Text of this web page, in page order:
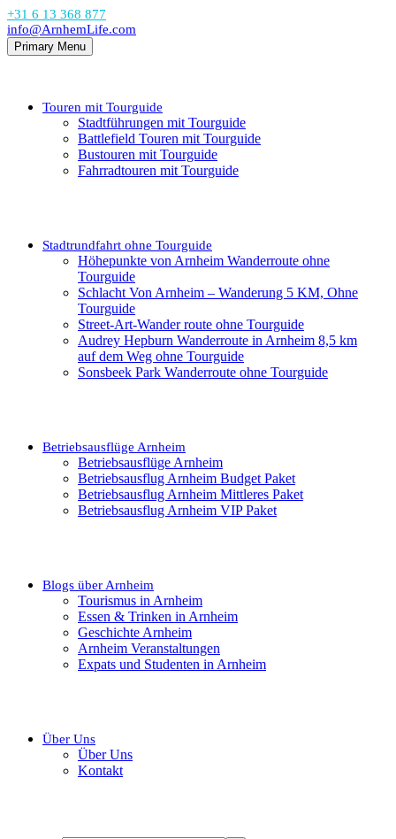
+31 6 13 368 877
info@ArnhemLife.com
Primary Menu
Touren mit Tourguide
Stadtführungen mit Tourguide
Battlefield Touren mit Tourguide
Bustouren mit Tourguide
Fahrradtouren mit Tourguide
Stadtrundfahrt ohne Tourguide
Höhepunkte von Arnheim Wanderroute ohne
Tourguide
Schlacht Von Arnheim – Wanderung 5 KM, Ohne
Tourguide
Street-Art-Wander route ohne Tourguide
Audrey Hepburn Wanderroute in Arnheim 8,5 km
auf dem Weg ohne Tourguide
Sonsbeek Park Wanderroute ohne Tourguide
Betriebsausflüge Arnheim
Betriebsausflüge Arnheim
Betriebsausflug Arnheim Budget Paket
Betriebsausflug Arnheim Mittleres Paket
Betriebsausflug Arnheim VIP Paket
Blogs über Arnheim
Tourismus in Arnheim
Essen & Trinken in Arnheim
Geschichte Arnheim
Arnheim Veranstaltungen
Expats und Studenten in Arnheim
Über Uns
Über Uns
Kontakt